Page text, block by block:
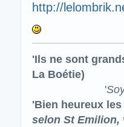
http://
'Ils ne sont
La Boétie)
'
'Bien heureux
selon St Emilion,